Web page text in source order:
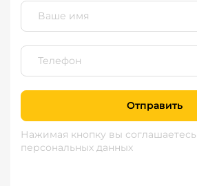
Отправить
Нажимая кнопку вы соглашаетесь
персональных данных